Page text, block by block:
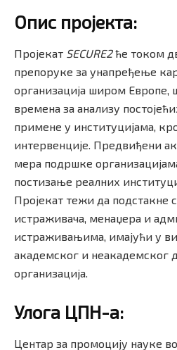
Опис пројекта:
Пројекат SECURE2ће током
препоруке за унапређење
организација широм Европе,
времена за анализу
примене у институцијама,
интервенције. Предвиђени
мера подршке
постизање реалних
Пројекат тежи да подстакне
истраживача, менаџера и
истраживањима, имајући у
академског и неакадемског
организација.
Улога ЦПН-а:
Центар за промоцију науке